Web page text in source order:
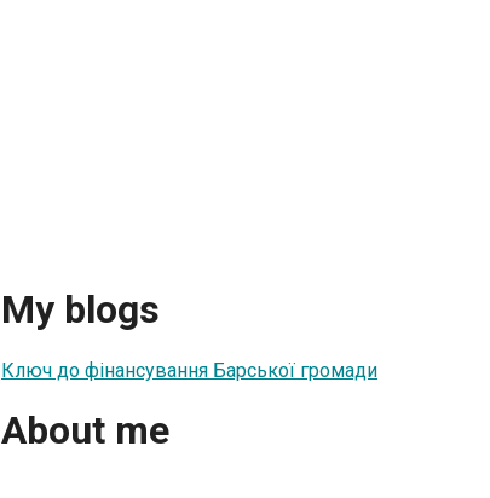
My blogs
Ключ до фінансування Барської громади
About me